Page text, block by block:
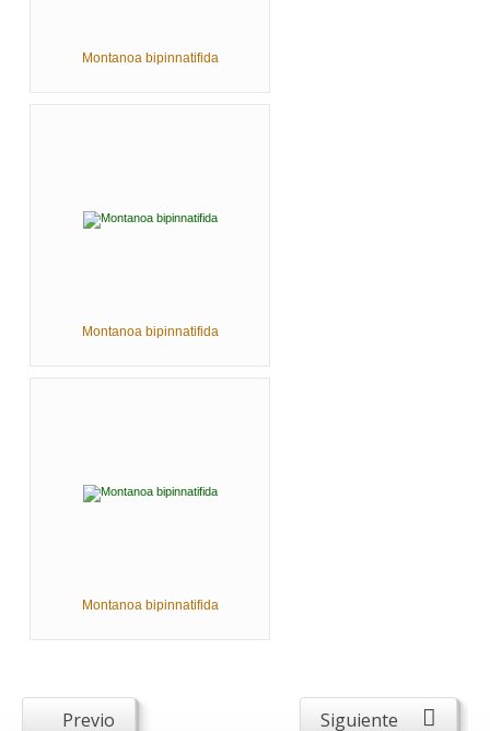
Montanoa bipinnatifida
Montanoa bipinnatifida
Montanoa bipinnatifida
Previo Siguiente